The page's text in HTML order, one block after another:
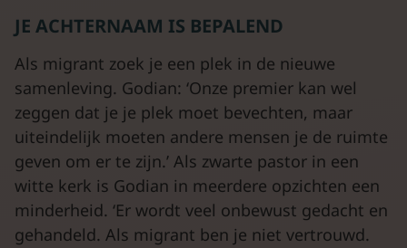
JE ACHTERNAAM IS BEPALEND
Als migrant zoek je een plek in de nieuwe
samenleving. Godian: ‘Onze premier kan wel
zeggen dat je je plek moet bevechten, maar
uiteindelijk moeten andere mensen je de ruimte
geven om er te zijn.’ Als zwarte pastor in een
witte kerk is Godian in meerdere opzichten een
minderheid. ‘Er wordt veel onbewust gedacht en
gehandeld. Als migrant ben je niet vertrouwd.